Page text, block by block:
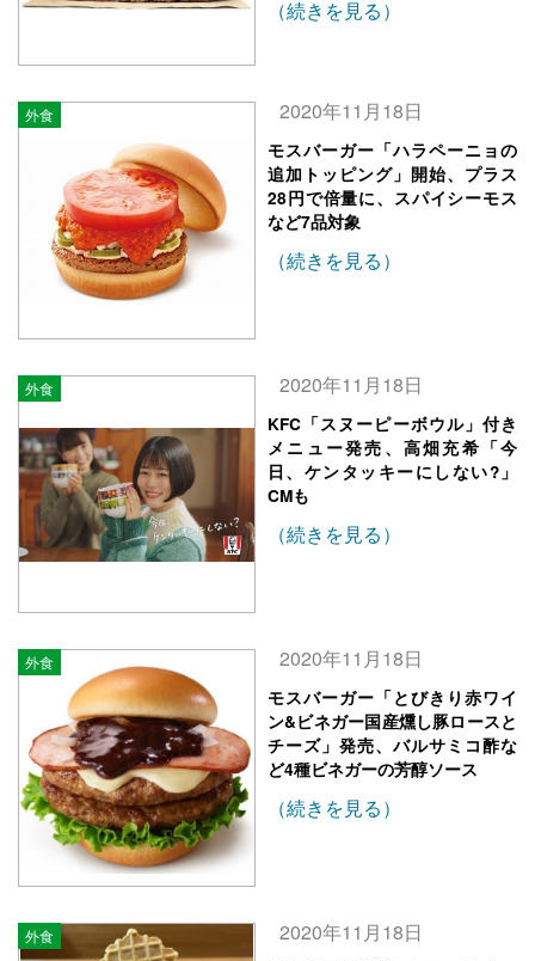
（続きを見る）
外食 2020年11月18日
モスバーガー「ハラペーニョの
追加トッピング」開始、プラス
28円で倍量に、スパイシーモス
など7品対象
（続きを見る）
外食 2020年11月18日
KFC「スヌーピーボウル」付き
メニュー発売、高畑充希「今
日、ケンタッキーにしない?」
CMも
（続きを見る）
外食 2020年11月18日
モスバーガー「とびきり赤ワイ
ン&ビネガー国産燻し豚ロースと
チーズ」発売、バルサミコ酢な
ど4種ビネガーの芳醇ソース
（続きを見る）
外食 2020年11月18日